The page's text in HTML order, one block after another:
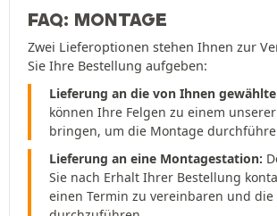
FAQ: MONTAGE
Zwei Lieferoptionen stehen Ihnen zur
Sie Ihre Bestellung aufgeben:
Lieferung an die von Ihnen
können Ihre Felgen zu einem
bringen, um die Montage
Lieferung an eine Montagestation:
Sie nach Erhalt Ihrer Bestellung
einen Termin zu vereinbaren und